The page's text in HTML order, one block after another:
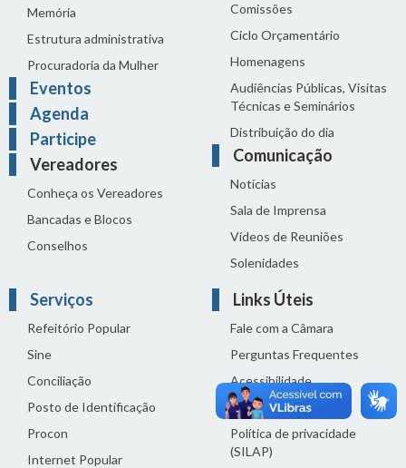
Memória
Estrutura administrativa
Procuradoria da Mulher
Eventos
Agenda
Participe
Vereadores
Conheça os Vereadores
Bancadas e Blocos
Conselhos
Comissões
Ciclo Orçamentário
Homenagens
Audiências Públicas, Visitas
Técnicas e Seminários
Distribuição do dia
Comunicação
Notícias
Sala de Imprensa
Vídeos de Reuniões
Solenidades
Serviços
Refeitório Popular
Sine
Conciliação
Posto de Identificação
Procon
Internet Popular
Links Úteis
Fale com a Câmara
Perguntas Frequentes
Acessibilidade
Termos de uso
Política de privacidade
(SILAP)